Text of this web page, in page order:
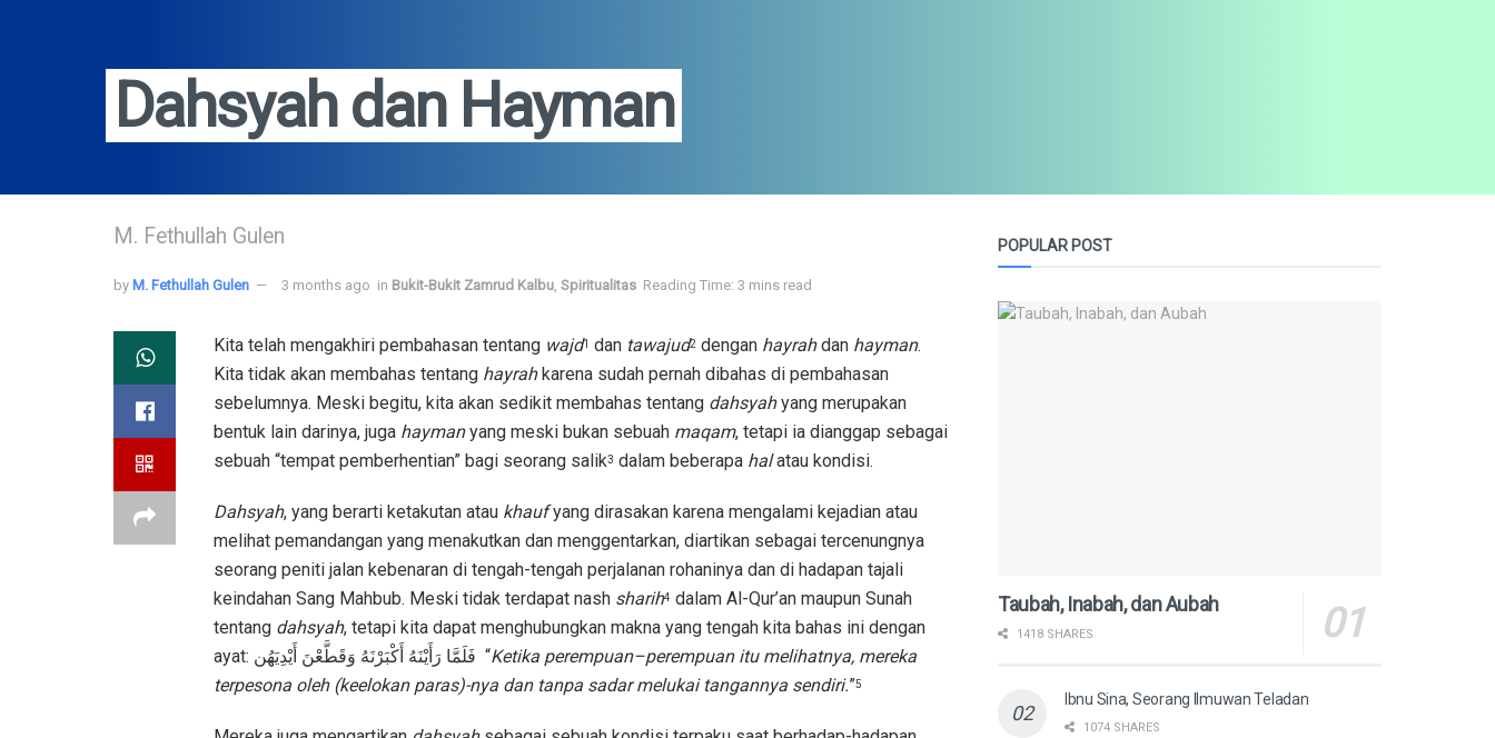
Dahsyah dan Hayman
M. Fethullah Gulen
by M. Fethullah Gulen 3 months ago in Bukit-Bukit Zamrud Kalbu, Spiritualitas Reading Time: 3 mins read
Kita telah mengakhiri pembahasan tentang wajd1 dan tawajud2 dengan hayrahdan hayman.
Kita tidak akan membahas tentang hayrah karena sudah pernah dibahas di pembahasan
sebelumnya. Meski begitu, kita akan sedikit membahas tentang dahsyahyang merupakan
bentuk lain darinya, juga haymanyang meski bukan sebuah maqam, tetapi ia dianggap sebagai
sebuah “tempat pemberhentian” bagi seorang salik3 dalam beberapa halatau kondisi.
Dahsyah, yang berarti ketakutan atau khaufyang dirasakan karena mengalami kejadian atau
melihat pemandangan yang menakutkan dan menggentarkan, diartikan sebagai tercenungnya
seorang peniti jalan kebenaran di tengah-tengah perjalanan rohaninya dan di hadapan tajali
keindahan Sang Mahbub. Meski tidak terdapat nash sharih4 dalam Al-Qur’an maupun Sunah
tentang dahsyah, tetapi kita dapat menghubungkan makna yang tengah kita bahas ini dengan
ayat: فَلَمَّا رَأَيْنَهُ أَكْبَرْنَهُ وَقَطَّعْنَ أَيْدِيَهُن “Ketika perempuan–perempuan itu melihatnya, mereka
terpesona oleh(keelokan paras)-nya dan tanpa sadar melukai tangannya sendiri.”5
POPULAR POST
Taubah, Inabah, dan Aubah
1418 SHARES
Ibnu Sina, Seorang Ilmuwan Teladan
1074 SHARES